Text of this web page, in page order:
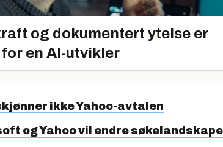
og dokumentert ytelse er
en AI-utvikler
ikke Yahoo-avtalen
og Yahoo vil endre